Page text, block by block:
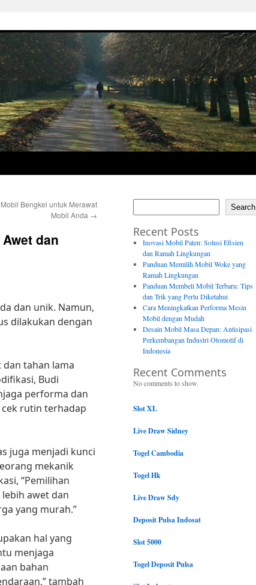
Bengkel untuk Merawat
Mobil Anda →
dan
dan unik. Namun,
dilakukan dengan
tahan lama
Budi
performa dan
rutin terhadap
juga menjadi kunci
mekanik
“Pemilihan
awet dan
yang murah.”
hal yang
menjaga
bahan
tambah
Search
Recent Posts
Inovasi Mobil Paten: Solusi Efisien
dan Ramah Lingkungan
Panduan Memilih Mobil Woke yang
Ramah Lingkungan
Panduan Membeli Mobil Terbaru: Tips
dan Trik yang Perlu Diketahui
Cara Meningkatkan Performa Mesin
Mobil dengan Mudah
Desain Mobil Masa Depan: Antisipasi
Perkembangan Industri Otomotif di
Indonesia
Recent Comments
No comments to show.
Slot XL
Live Draw Sidney
Togel Cambodia
Togel Hk
Live Draw Sdy
Deposit Pulsa Indosat
Slot 5000
Togel Deposit Pulsa